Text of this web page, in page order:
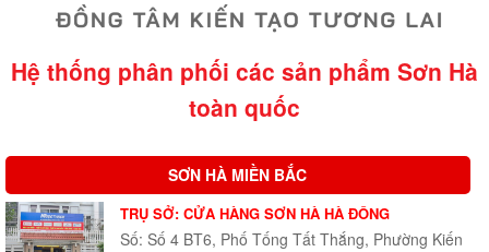
Hệ thống phân phối các sản phẩm Sơn Hà
toàn quốc
SƠN HÀ MIỀN BẮC
TRỤ SỞ: CỬA HÀNG SƠN HÀ HÀ ĐÔNG
Số: Số 4 BT6, Phố Tống Tất Thắng, Phường Kiến